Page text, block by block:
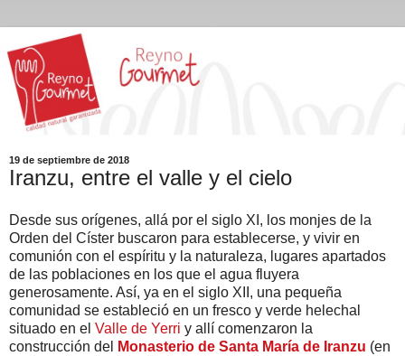
19 de septiembre de 2018
Iranzu, entre el valle y el cielo
Desde sus orígenes, allá por el siglo XI, los monjes de la
Orden del Císter buscaron para establecerse, y vivir en
comunión con el espíritu y la naturaleza, lugares apartados
de las poblaciones en los que el agua fluyera
generosamente. Así, ya en el siglo XII, una pequeña
comunidad se estableció en un fresco y verde helechal
situado en el Valle de Yerri y allí comenzaron la
construcción del
Monasterio de Santa María de Iranzu (en